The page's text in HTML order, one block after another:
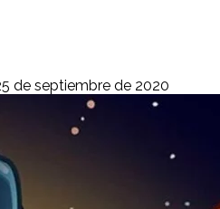
de septiembre de 2020